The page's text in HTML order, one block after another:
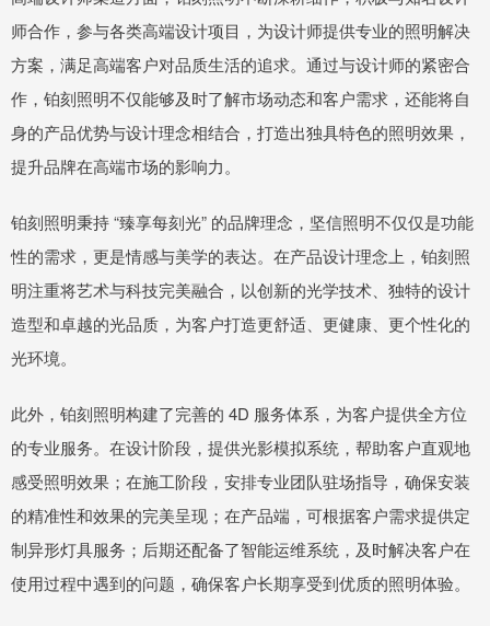
师合作，参与各类高端设计项目，为设计师提供专业的照明解决
方案，满足高端客户对品质生活的追求。通过与设计师的紧密合
作，铂刻照明不仅能够及时了解市场动态和客户需求，还能将自
身的产品优势与设计理念相结合，打造出独具特色的照明效果，
提升品牌在高端市场的影响力。
铂刻照明秉持 “臻享每刻光” 的品牌理念，坚信照明不仅仅是功能
性的需求，更是情感与美学的表达。在产品设计理念上，铂刻照
明注重将艺术与科技完美融合，以创新的光学技术、独特的设计
造型和卓越的光品质，为客户打造更舒适、更健康、更个性化的
光环境。
此外，铂刻照明构建了完善的 4D 服务体系，为客户提供全方位
的专业服务。在设计阶段，提供光影模拟系统，帮助客户直观地
感受照明效果；在施工阶段，安排专业团队驻场指导，确保安装
的精准性和效果的完美呈现；在产品端，可根据客户需求提供定
制异形灯具服务；后期还配备了智能运维系统，及时解决客户在
使用过程中遇到的问题，确保客户长期享受到优质的照明体验。